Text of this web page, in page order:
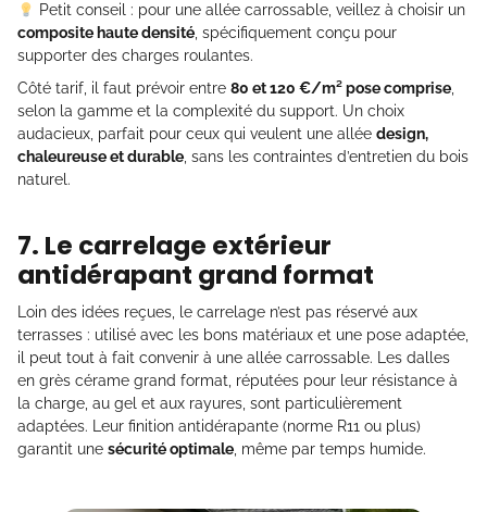
Petit conseil : pour une allée carrossable, veillez à choisir un
composite haute densité, spécifiquement conçu pour
supporter des charges roulantes.
Côté tarif, il faut prévoir entre 80 et 120 €/m² pose comprise,
selon la gamme et la complexité du support. Un choix
audacieux, parfait pour ceux qui veulent une allée design,
chaleureuse et durable, sans les contraintes d’entretien du bois
naturel.
7. Le carrelage extérieur
antidérapant grand format
Loin des idées reçues, le carrelage n’est pas réservé aux
terrasses : utilisé avec les bons matériaux et une pose adaptée,
il peut tout à fait convenir à une allée carrossable. Les dalles
en grès cérame grand format, réputées pour leur résistance à
la charge, au gel et aux rayures, sont particulièrement
adaptées. Leur finition antidérapante (norme R11 ou plus)
garantit une sécurité optimale, même par temps humide.